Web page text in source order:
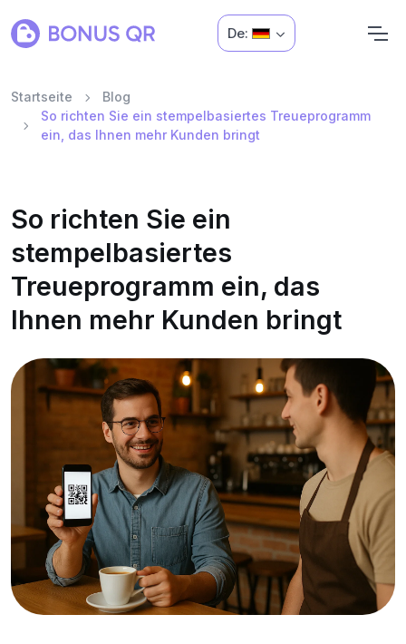
De:
Startseite
Blog
So richten Sie ein stempelbasiertes Treueprogramm
ein, das Ihnen mehr Kunden bringt
So richten Sie ein
stempelbasiertes
Treueprogramm ein, das
Ihnen mehr Kunden bringt